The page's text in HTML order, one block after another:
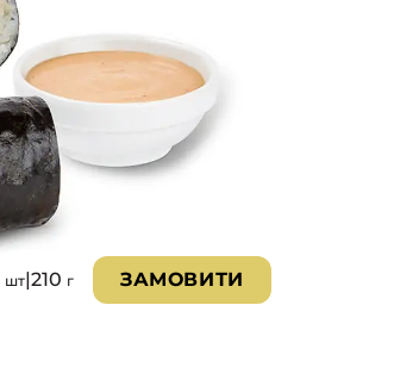
шт|210 г ЗАМОВИТИ